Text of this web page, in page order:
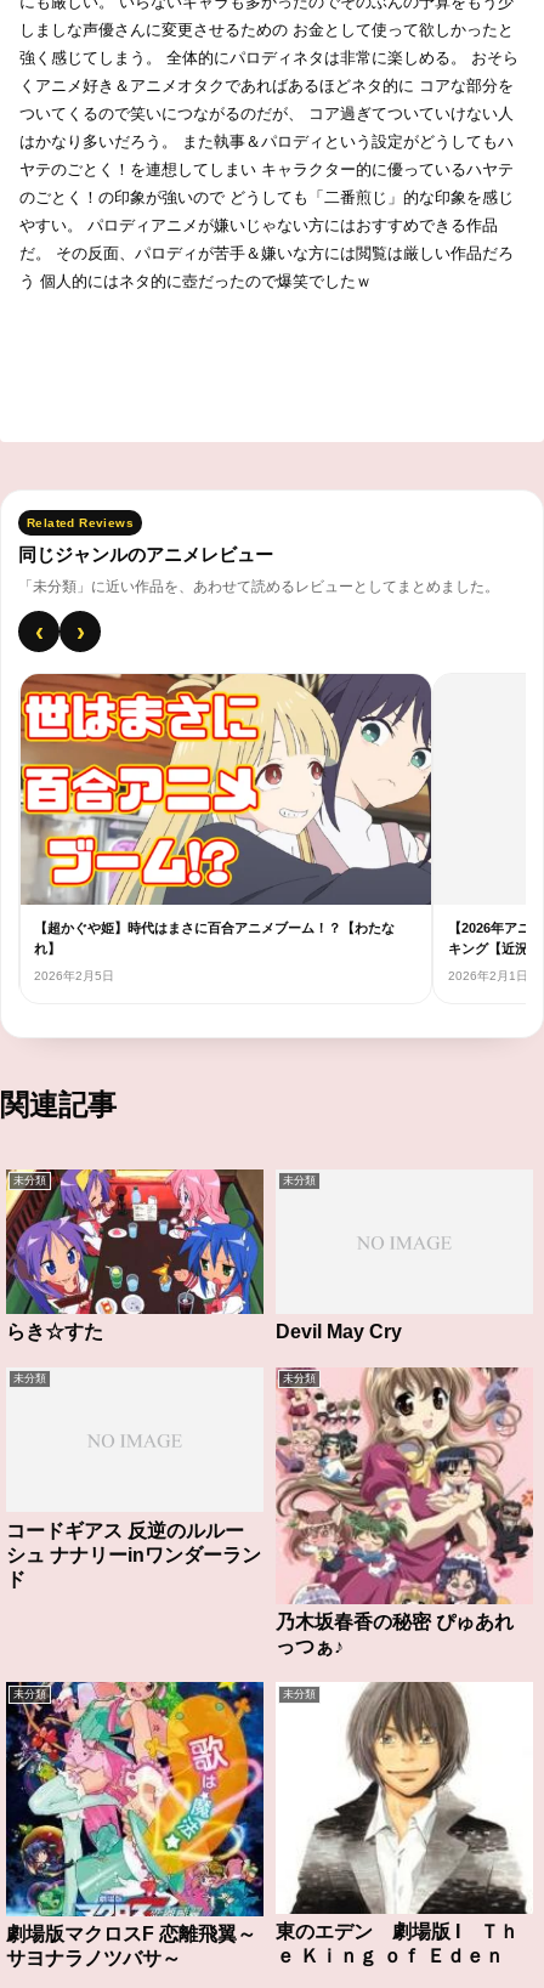
しましな声優さんに変更させるための お金として使って欲しかったと
強く感じてしまう。
全体的にパロディネタは非常に楽しめる。
おそら
くアニメ好き＆アニメオタクであればあるほどネタ的に コアな部分を
ついてくるので笑いにつながるのだが、
コア過ぎてついていけない人
はかなり多いだろう。
また執事＆パロディという設定がどうしてもハ
ヤテのごとく！を連想してしまい キャラクター的に優っているハヤテ
のごとく！の印象が強いので どうしても「二番煎じ」的な印象を感じ
やすい。
パロディアニメが嫌いじゃない方にはおすすめできる作品
だ。
その反面、パロディが苦手＆嫌いな方には閲覧は厳しい作品だろ
う 個人的にはネタ的に壺だったので爆笑でしたｗ
Related Reviews
同じジャンルのアニメレビュー
「未分類」に近い作品を、あわせて読めるレビューとしてまとめました。
‹ ›
【超かぐや姫】時代はまさに百合アニメブーム！？【わたな
れ】
2026年2月5日
【2026年アニ
キング【近況
2026年2月1日
関連記事
未分類
らき☆すた
未分類
Devil May Cry
未分類
コードギアス 反逆のルルー
シュ ナナリーinワンダーラン
ド
未分類
乃木坂春香の秘密 ぴゅあれ
っつぁ♪
未分類
劇場版マクロスF 恋離飛翼～
サヨナラノツバサ～
未分類
東のエデン 劇場版 I Ｔｈ
ｅ Ｋｉｎｇ ｏｆ Ｅｄｅｎ